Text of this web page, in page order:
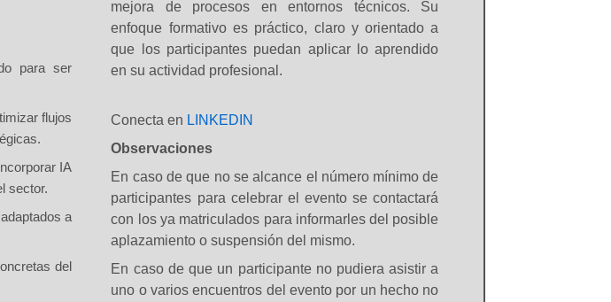
para ser
flujos
IA
sector.
a
del
mejora de procesos en entornos técnicos. Su
enfoque formativo es práctico, claro y orientado a
que los participantes puedan aplicar lo aprendido
en su actividad profesional.
Conecta en LINKEDIN
Observaciones
En caso de que no se alcance el número mínimo de
participantes para celebrar el evento se contactará
con los ya matriculados para informarles del posible
aplazamiento o suspensión del mismo.
En caso de que un participante no pudiera asistir a
uno o varios encuentros del evento por un hecho no